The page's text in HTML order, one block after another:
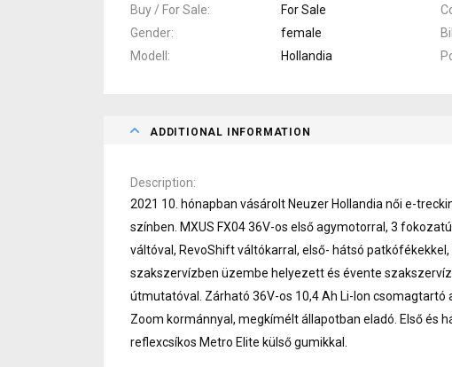
Buy / For Sale For Sale
Gender
female
Modell
Hollandia
ADDITIONAL INFORMATION
Description
2021 10. hónapban vásárolt Neuzer Hollandia női e-
színben. MXUS FX04 36V-os első agymotorral, 3
váltóval, RevoShift váltókarral, első- hátsó
szakszervízben üzembe helyezett és évente
útmutatóval. Zárható 36V-os 10,4 Ah Li-Ion csomagtartó
Zoom kormánnyal, megkímélt állapotban eladó. Első és
reflexcsíkos Metro Elite külső gumikkal.